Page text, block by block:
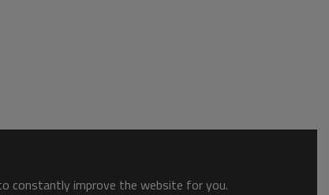
constantly improve the website for you.